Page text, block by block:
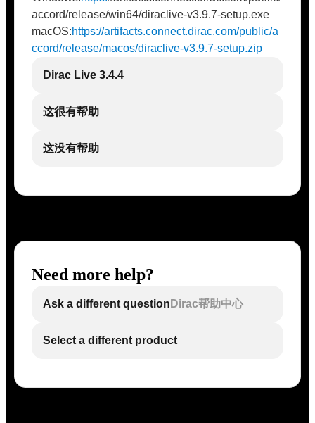
accord/release/win64/diraclive-v3.9.7-setup.exe
macOS:https://artifacts.connect.dirac.com/public/a
ccord/release/macos/diraclive-v3.9.7-setup.zip
Dirac Live 3.4.4
这很有帮助
这没有帮助
Need more help?
Ask a different question Dirac帮助中心
Select a different product